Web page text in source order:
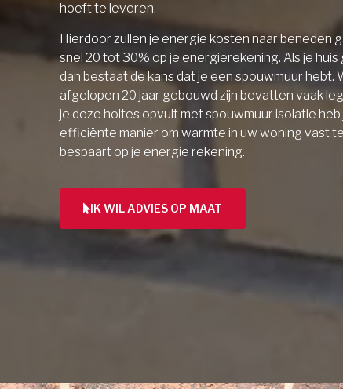
hoeft te leveren.
Hierdoor zullen je energie kosten naar beneden
snel 20 tot 30% op je energierekening. Als je huis
dan bestaat de kans dat je een spouwmuur hebt.
afgelopen 20 jaar gebouwd zijn bevatten vaak
je deze holtes opvult met spouwmuur isolatie
efficiënte manier om warmte in uw woning vast
bespaart op je energie rekening.
IK WIL ADVIES OP MAAT